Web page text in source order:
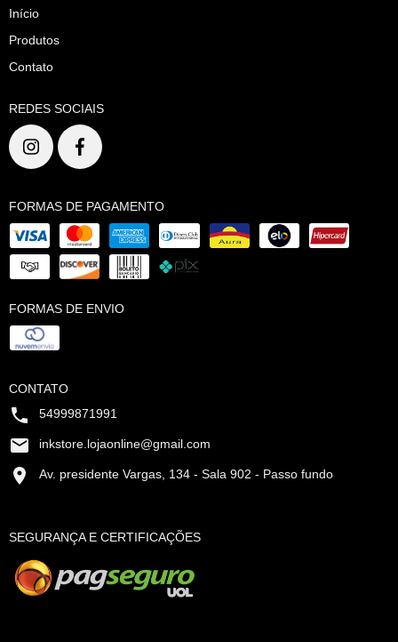
Início
Produtos
Contato
REDES SOCIAIS
FORMAS DE PAGAMENTO
FORMAS DE ENVIO
CONTATO
54999871991
inkstore.lojaonline@gmail.com
Av. presidente Vargas, 134 - Sala 902 - Passo fundo
SEGURANÇA E CERTIFICAÇÕES